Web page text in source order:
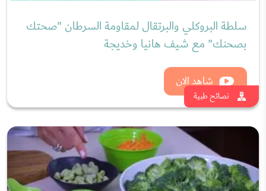
نصائح طبية
سلطة البروكلي والبرتقال لمقاومة السرطان "صحتك
بصحنك" مع شيف هانيا وخديجة
شاهد الان